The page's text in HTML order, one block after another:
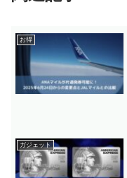
お得
ガジェット